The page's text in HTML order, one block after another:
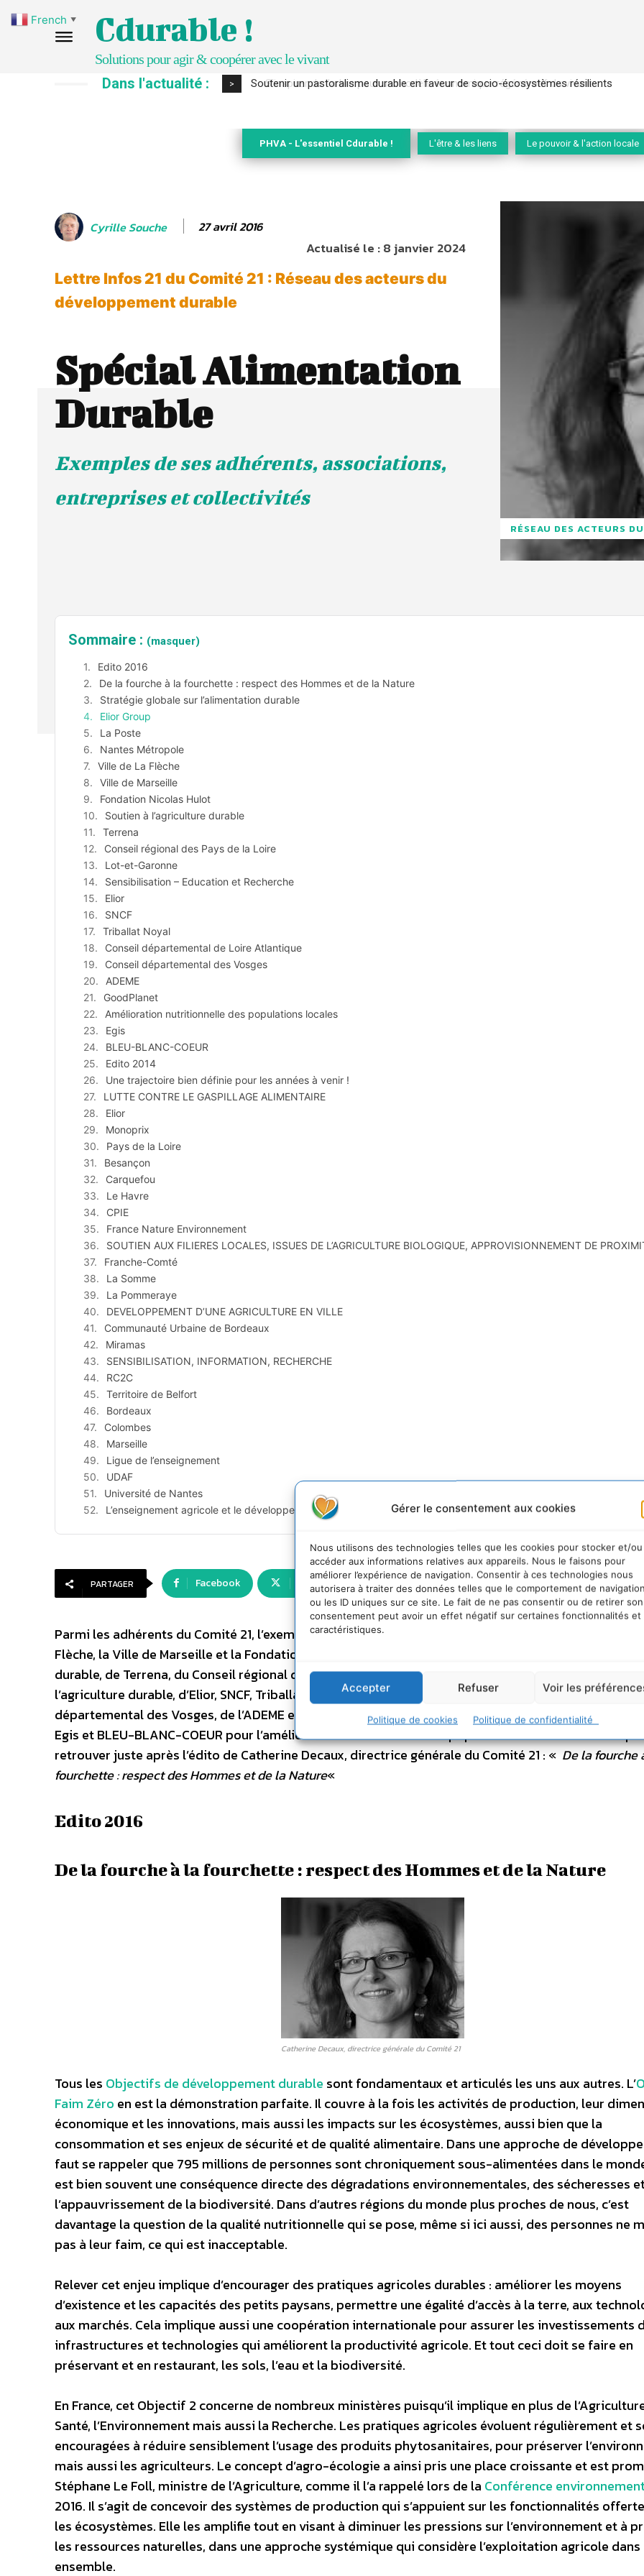
Gérer le consentement aux cookies
Nous utilisons des technologies telles que les cookies pour stocker et/ou
accéder aux informations relatives aux appareils. Nous le faisons pour
améliorer l’expérience de navigation. Consentir à ces technologies nous
autorisera à traiter des données telles que le comportement de
ou les ID uniques sur ce site. Le fait de ne pas consentir ou de retirer son
consentement peut avoir un effet négatif sur certaines fonctionnalités et
caractéristiques.
Accepter Refuser Voir les
Politique de cookies Politique de confidentialité
Cdurable !
Solutions pour agir & coopérer avec le vivant
Dans l'actualité : > S’inspirer de l’arbre pour un modèle économique régénératif du vivant …
PHVA - L'essentiel Cdurable ! L'être & les liens Le pouvoir & l'action locale
Cyrille Souche 27 avril 2016
Actualisé le :8 janvier 2024
Lettre Infos 21 du Comité 21 : Réseau des acteurs du
développement durable
Spécial Alimentation
Durable
Exemples de ses adhérents, associations,
entreprises et collectivités
RÉSEAU DES ACTEURS
Sommaire : (masquer)
Edito 2016
De la fourche à la fourchette : respect des Hommes et de la Nature
Stratégie globale sur l’alimentation durable
Elior Group
La Poste
Nantes Métropole
Ville de La Flèche
Ville de Marseille
Fondation Nicolas Hulot
Soutien à l’agriculture durable
Terrena
Conseil régional des Pays de la Loire
Lot-et-Garonne
Sensibilisation – Education et Recherche
Elior
SNCF
Triballat Noyal
Conseil départemental de Loire Atlantique
Conseil départemental des Vosges
ADEME
GoodPlanet
Amélioration nutritionnelle des populations locales
Egis
BLEU-BLANC-COEUR
Edito 2014
Une trajectoire bien définie pour les années à venir !
LUTTE CONTRE LE GASPILLAGE ALIMENTAIRE
Elior
Monoprix
Pays de la Loire
Besançon
Carquefou
Le Havre
CPIE
France Nature Environnement
SOUTIEN AUX FILIERES LOCALES, ISSUES DE L’AGRICULTURE BIOLOGIQUE, APPROVISIONNEMENT DE
Franche-Comté
La Somme
La Pommeraye
DEVELOPPEMENT D’UNE AGRICULTURE EN VILLE
Communauté Urbaine de Bordeaux
Miramas
SENSIBILISATION, INFORMATION, RECHERCHE
RC2C
Territoire de Belfort
Bordeaux
Colombes
Marseille
Ligue de l’enseignement
UDAF
Université de Nantes
L’enseignement agricole et le développement durable
PARTAGER Facebook WhatsApp Linkedin
Parmi les adhérents du Comité 21, l’exemple de Elior Group, La Poste, Nantes Métropole, la Ville de
Flèche, la Ville de Marseille et la Fondation Nicolas Hulot pour la stratégie globale sur l’alimentation
durable, de Terrena, du Conseil régional des Pays de la Loire et du Lot-et-Garonne pour le soutien à
l’agriculture durable, d’Elior, SNCF, Triballat Noyal, du Conseil départemental de Loire Atlantique, du
départemental des Vosges, de l’ADEME et GoodPlanet pour la sensibilisation, l’éducation et la
Egis et BLEU-BLANC-COEUR pour l’amélioration nutritionnelle des populations locales Des
retrouver juste après l’édito de Catherine Decaux, directrice générale du Comité 21 : « De la fourche
fourchette : respect des Hommes et de la Nature«
Edito 2016
De la fourche à la fourchette : respect des Hommes et de la Nature
Catherine Decaux, directrice générale du Comité 21
Tous les Objectifs de développement durable sont fondamentaux et articulés les uns aux autres. L’
Faim Zéro en est la démonstration parfaite. Il couvre à la fois les activités de production, leur
économique et les innovations, mais aussi les impacts sur les écosystèmes, aussi bien que la
consommation et ses enjeux de sécurité et de qualité alimentaire. Dans une approche de
faut se rappeler que 795 millions de personnes sont chroniquement sous-alimentées dans le
est bien souvent une conséquence directe des dégradations environnementales, des sécheresses
l’appauvrissement de la biodiversité. Dans d’autres régions du monde plus proches de nous, c’est
davantage la question de la qualité nutritionnelle qui se pose, même si ici aussi, des personnes ne
pas à leur faim, ce qui est inacceptable.
Relever cet enjeu implique d’encourager des pratiques agricoles durables : améliorer les moyens
d’existence et les capacités des petits paysans, permettre une égalité d’accès à la terre, aux
aux marchés. Cela implique aussi une coopération internationale pour assurer les investissements
infrastructures et technologies qui améliorent la productivité agricole. Et tout ceci doit se faire en
préservant et en restaurant, les sols, l’eau et la biodiversité.
En France, cet Objectif 2 concerne de nombreux ministères puisqu’il implique en plus de
Santé, l’Environnement mais aussi la Recherche. Les pratiques agricoles évoluent régulièrement et
encouragées à réduire sensiblement l’usage des produits phytosanitaires, pour préserver
mais aussi les agriculteurs. Le concept d’agro-écologie a ainsi pris une place croissante et est
Stéphane Le Foll, ministre de l’Agriculture, comme il l’a rappelé lors de la Conférence
2016. Il s’agit de concevoir des systèmes de production qui s’appuient sur les fonctionnalités
les écosystèmes. Elle les amplifie tout en visant à diminuer les pressions sur l’environnement et à
les ressources naturelles, dans une approche systémique qui considère l’exploitation agricole dans
ensemble.
French ▼